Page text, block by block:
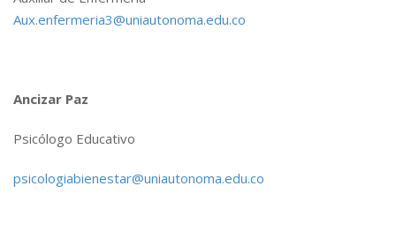
Aux.enfermeria3@uniautonoma.edu.co
Ancizar Paz
Psicólogo Educativo
psicologiabienestar@uniautonoma.edu.co